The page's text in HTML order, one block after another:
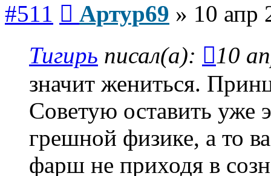
#511 Артур69 » 10 апр
Тигирь писал(а):
10
значит жениться.
Советую оставить уже
грешной физике, а то
фарш не приходя в